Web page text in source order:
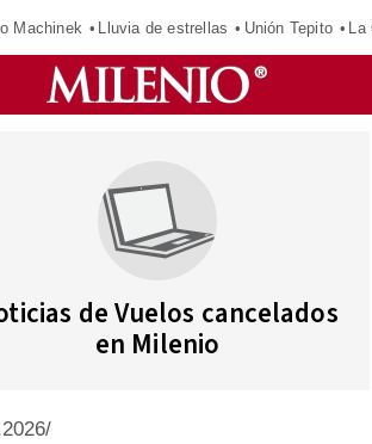
Machinek Lluvia de estrellas Unión Tepito La
de Vuelos cancelados
en Milenio